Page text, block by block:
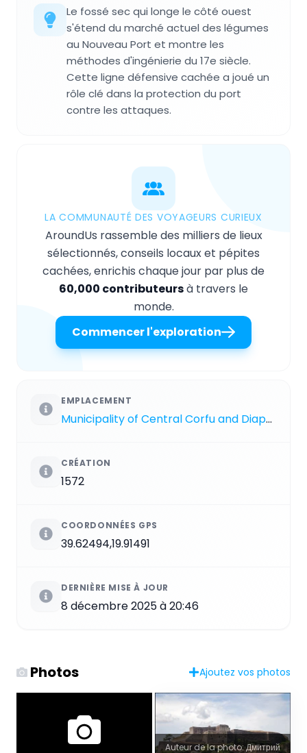
Le fossé sec qui longe le côté ouest
s'étend du marché actuel des légumes
au Nouveau Port et montre les
méthodes d'ingénierie du 17e siècle.
Cette ligne défensive cachée a joué un
rôle clé dans la protection du port
contre les attaques.
LA COMMUNAUTÉ DES VOYAGEURS CURIEUX
AroundUs rassemble des milliers de lieux
sélectionnés, conseils locaux et pépites
cachées, enrichis chaque jour par plus de
60,000 contributeursà travers le
monde.
Commencer l'exploration
EMPLACEMENT
Municipality of Central Corfu and Diapontia Islands
CRÉATION
1572
COORDONNÉES GPS
39.62494,19.91491
DERNIÈRE MISE À JOUR
8 décembre 2025 à 20:46
Photos Ajoutez vos photos
Auteur de la photo: Дмитрий